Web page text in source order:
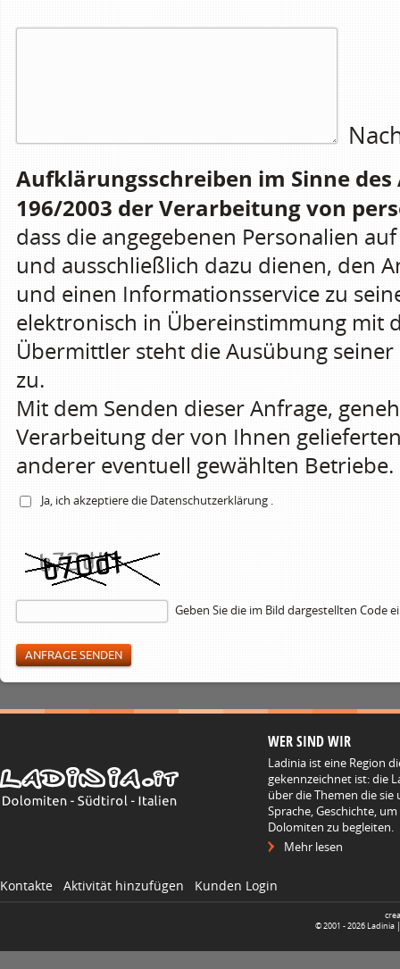
Aufklärungsschreiben im Sinne
196/2003 der Verarbeitung von
dass die angegebenen Personalien
und ausschließlich dazu dienen, den
und einen Informationsservice zu
elektronisch in Übereinstimmung mit
Übermittler steht die Ausübung
zu.
Mit dem Senden dieser Anfrage,
Verarbeitung der von Ihnen
anderer eventuell gewählten Betriebe.
Ja, ich akzeptiere die Datenschutzerklärung .
Geben Sie die im Bild dargestellten Code
WER SIND WIR
Ladinia ist eine Region
gekennzeichnet ist: die
über die Themen die
Sprache, Geschichte,
Dolomiten zu begleiten.
Mehr lesen
Kontakte Aktivität hinzufügen Kunden Login
© 2001 -2026 Ladinia